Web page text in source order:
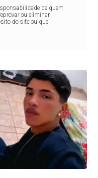
de quem
ou eliminar
do site ou que